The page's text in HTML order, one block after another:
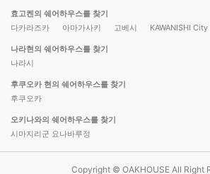
효고켄의 쉐어하우스를 찾기
다카라즈카
아마가사키 고베시 KAWANISHI City
나라현의 쉐어하우스를 찾기
나라시
후쿠오카 현의 쉐어하우스를 찾기
후쿠오카
오키나와의 쉐어하우스를 찾기
시마지리군 요나바루정
Copyright © OAKHOUSE All Right